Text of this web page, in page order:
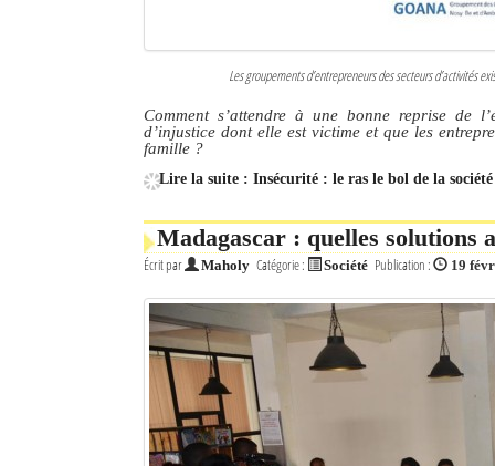
Les groupements d’entrepreneurs des secteurs d’activités
Comment s’attendre à une bonne reprise de
d’injustice dont elle est victime et que les
famille ?
Lire la suite : Insécurité : le ras le bol de la
Madagascar : quelles solutions
Écrit par Maholy Catégorie : Société Publication : 19